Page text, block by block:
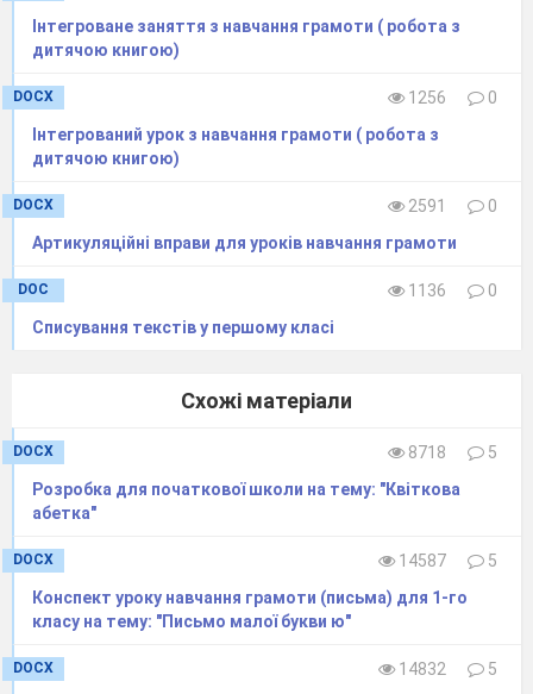
зроби
звуко-буквений аналіз
в’юн, б’є,
Інтегроване заняття з навчання грамоти ( робота з
дитячою книгою)
DOCX 1256
0
Інтегрований урок з навчання грамоти ( робота з
дитячою книгою)
DOCX 2591
0
Артикуляційні вправи для уроків навчання грамоти
DOC 1136
0
Списування текстів у першому класі
Схожі матеріали
DOCX 8718
5
Розробка для початкової школи на тему: "Квіткова
абетка"
DOCX 14587
5
Конспект уроку навчання грамоти (письма) для 1-го
класу на тему: "Письмо малої букви ю"
DOCX 14832
5